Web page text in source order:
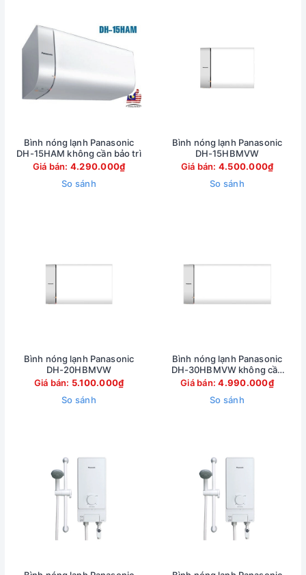
Bình nóng lạnh Panasonic
DH-15HAM không cần bảo trì
Giá bán: 4.290.000₫
So sánh
Bình nóng lạnh Panasonic
DH-15HBMVW
Giá bán: 4.500.000₫
So sánh
Bình nóng lạnh Panasonic
DH-20HBMVW
Giá bán: 5.100.000₫
So sánh
Bình nóng lạnh Panasonic
DH-30HBMVW không cần
bảo trì
Giá bán:4.990.000₫
So sánh